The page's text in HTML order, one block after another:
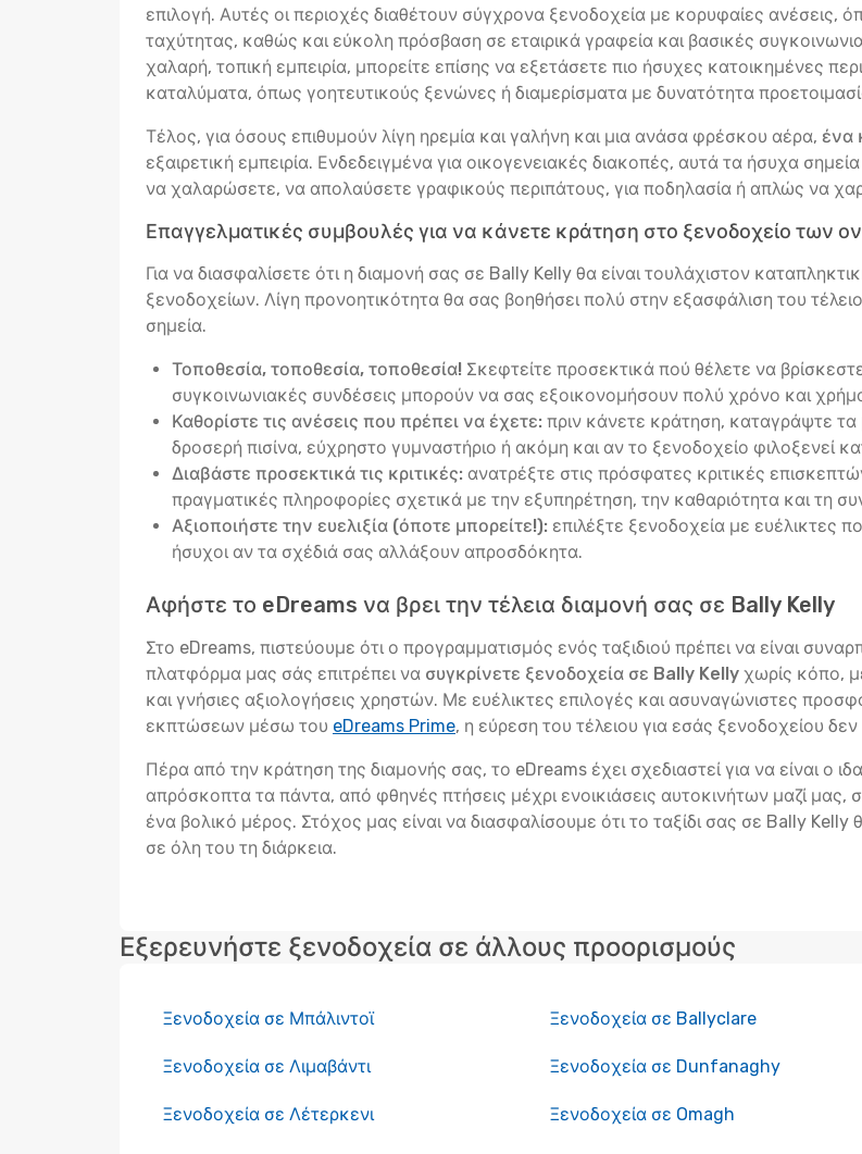
επιλογή. Αυτές οι περιοχές διαθέτουν σύγχρονα ξενοδοχεία με κορυφαίες
ταχύτητας, καθώς και εύκολη πρόσβαση σε εταιρικά γραφεία και βασικές
χαλαρή, τοπική εμπειρία, μπορείτε επίσης να εξετάσετε πιο ήσυχες κατοικημένες
καταλύματα, όπως γοητευτικούς ξενώνες ή διαμερίσματα με δυνατότητα
Τέλος, για όσους επιθυμούν λίγη ηρεμία και γαλήνη και μια ανάσα φρέσκου αέρα, ένα
εξαιρετική εμπειρία. Ενδεδειγμένα για οικογενειακές διακοπές, αυτά τα ήσυχα
να χαλαρώσετε, να απολαύσετε γραφικούς περιπάτους, για ποδηλασία ή απλώς να
Επαγγελματικές συμβουλές για να κάνετε κράτηση στο ξενοδοχείο των
Για να διασφαλίσετε ότι η διαμονή σας σε Bally Kelly θα είναι τουλάχιστον
ξενοδοχείων. Λίγη προνοητικότητα θα σας βοηθήσει πολύ στην εξασφάλιση του
σημεία.
Τοποθεσία, τοποθεσία, τοποθεσία! Σκεφτείτε προσεκτικά πού θέλετε να
συγκοινωνιακές συνδέσεις μπορούν να σας εξοικονομήσουν πολύ χρόνο και
Καθορίστε τις ανέσεις που πρέπει να έχετε: πριν κάνετε κράτηση, καταγράψτε τα
δροσερή πισίνα, εύχρηστο γυμναστήριο ή ακόμη και αν το ξενοδοχείο φιλοξενεί
Διαβάστε προσεκτικά τις κριτικές: ανατρέξτε στις πρόσφατες κριτικές
πραγματικές πληροφορίες σχετικά με την εξυπηρέτηση, την καθαριότητα και τη
Αξιοποιήστε την ευελιξία (όποτε μπορείτε!): επιλέξτε ξενοδοχεία με ευέλικτες
ήσυχοι αν τα σχέδιά σας αλλάξουν απροσδόκητα.
Αφήστε το eDreams να βρει την τέλεια διαμονή σας σε Bally Kelly
Στο eDreams, πιστεύουμε ότι ο προγραμματισμός ενός ταξιδιού πρέπει να είναι
πλατφόρμα μας σάς επιτρέπει να συγκρίνετε ξενοδοχεία σε Bally Kelly χωρίς κόπο,
και γνήσιες αξιολογήσεις χρηστών. Με ευέλικτες επιλογές και ασυναγώνιστες
εκπτώσεων μέσω του eDreams Prime, η εύρεση του τέλειου για εσάς ξενοδοχείου
Πέρα από την κράτηση της διαμονής σας, το eDreams έχει σχεδιαστεί για να είναι ο
απρόσκοπτα τα πάντα, από φθηνές πτήσεις μέχρι ενοικιάσεις αυτοκινήτων μαζί μας,
ένα βολικό μέρος. Στόχος μας είναι να διασφαλίσουμε ότι το ταξίδι σας σε Bally
σε όλη του τη διάρκεια.
Εξερευνήστε ξενοδοχεία σε άλλους προορισμούς
Ξενοδοχεία σε Μπάλιντοϊ Ξενοδοχεία σε Ballyclare
Ξενοδοχεία σε Λιμαβάντι Ξενοδοχεία σε Dunfanaghy
Ξενοδοχεία σε Λέτερκενι Ξενοδοχεία σε Omagh